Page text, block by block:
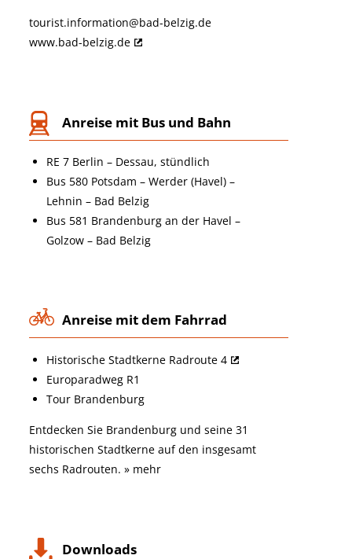
tourist.information@bad-belzig.de
www.bad-belzig.de
Anreise mit Bus und Bahn
RE 7 Berlin – Dessau, stündlich
Bus 580 Potsdam – Werder (Havel) –
Lehnin – Bad Belzig
Bus 581 Brandenburg an der Havel –
Golzow – Bad Belzig
Anreise mit dem Fahrrad
Historische Stadtkerne Radroute 4
Europaradweg R1
Tour Brandenburg
Entdecken Sie Brandenburg und seine 31
historischen Stadtkerne auf den insgesamt
sechs Radrouten.» mehr
Downloads